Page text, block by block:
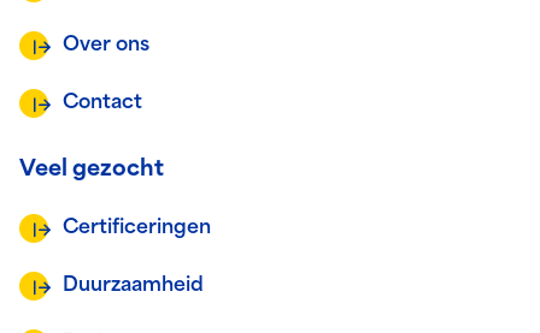
Over ons
Contact
Veel gezocht
Certificeringen
Duurzaamheid